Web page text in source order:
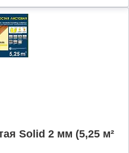
Solid 2 мм (5,25 м²